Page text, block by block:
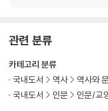
관련 분류
카테고리 분류
국내도서
역사
역사와
국내도서
인문 인문/교